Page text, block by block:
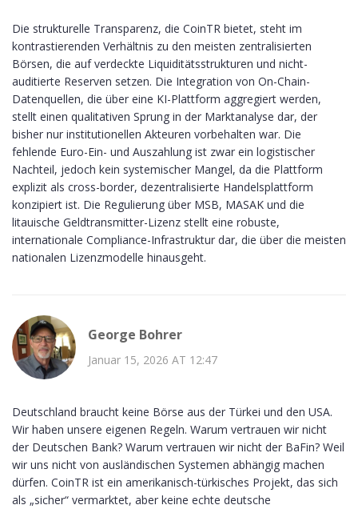
Die strukturelle Transparenz, die CoinTR bietet, steht im
kontrastierenden Verhältnis zu den meisten zentralisierten
Börsen, die auf verdeckte Liquiditätsstrukturen und nicht-
auditierte Reserven setzen. Die Integration von On-Chain-
Datenquellen, die über eine KI-Plattform aggregiert werden,
stellt einen qualitativen Sprung in der Marktanalyse dar, der
bisher nur institutionellen Akteuren vorbehalten war. Die
fehlende Euro-Ein- und Auszahlung ist zwar ein logistischer
Nachteil, jedoch kein systemischer Mangel, da die Plattform
explizit als cross-border, dezentralisierte Handelsplattform
konzipiert ist. Die Regulierung über MSB, MASAK und die
litauische Geldtransmitter-Lizenz stellt eine robuste,
internationale Compliance-Infrastruktur dar, die über die meisten
nationalen Lizenzmodelle hinausgeht.
George Bohrer
Januar 15, 2026 AT 12:47
Deutschland braucht keine Börse aus der Türkei und den USA.
Wir haben unsere eigenen Regeln. Warum vertrauen wir nicht
der Deutschen Bank? Warum vertrauen wir nicht der BaFin? Weil
wir uns nicht von ausländischen Systemen abhängig machen
dürfen. CoinTR ist ein amerikanisch-türkisches Projekt, das sich
als „sicher“ vermarktet, aber keine echte deutsche